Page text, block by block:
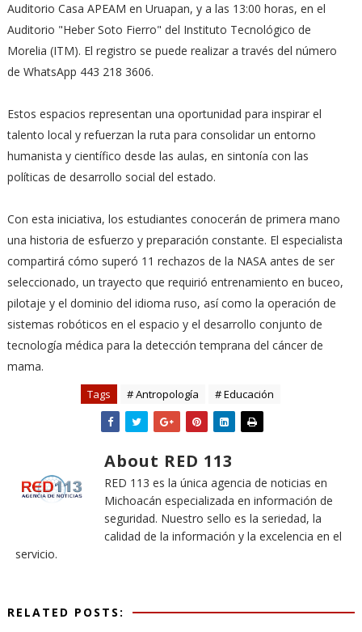
Auditorio Casa APEAM en Uruapan, y a las 13:00 horas, en el
Auditorio "Heber Soto Fierro" del Instituto Tecnológico de
Morelia (ITM). El registro se puede realizar a través del número
de WhatsApp 443 218 3606.
Estos espacios representan una oportunidad para inspirar el
talento local y refuerzan la ruta para consolidar un entorno
humanista y científico desde las aulas, en sintonía con las
políticas de desarrollo social del estado.
Con esta iniciativa, los estudiantes conocerán de primera mano
una historia de esfuerzo y preparación constante. El especialista
compartirá cómo superó 11 rechazos de la NASA antes de ser
seleccionado, un trayecto que requirió entrenamiento en buceo,
pilotaje y el dominio del idioma ruso, así como la operación de
sistemas robóticos en el espacio y el desarrollo conjunto de
tecnología médica para la detección temprana del cáncer de
mama.
Tags # Antropología # Educación
About RED 113
RED 113 es la única agencia de noticias en
Michoacán especializada en información de
seguridad. Nuestro sello es la seriedad, la
calidad de la información y la excelencia en el
servicio.
RELATED POSTS: